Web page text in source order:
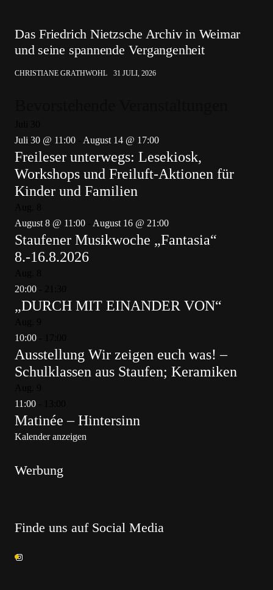
Das Friedrich Nietzsche Archiv in Weimar
und seine spannende Vergangenheit
CHRISTIANE GRATHWOHL 31 JULI, 2026
Juli 30 @ 11:00
August 14 @ 17:00
Freileser unterwegs: Lesekiosk,
Workshops und Freiluft-Aktionen für
Kinder und Familien
August 8 @ 11:00
August 16 @ 21:00
Staufener Musikwoche „Fantasia“
8.-16.8.2026
20:00
„DURCH MIT EINANDER VON“
10:00
Ausstellung Wir zeigen euch was! –
Schulklassen aus Staufen; Keramiken
11:00
Matinée – Hintersinn
Kalender anzeigen
Werbung
Finde uns auf Social Media